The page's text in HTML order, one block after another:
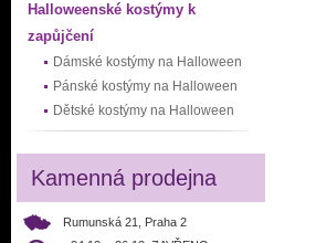
Halloweenské kostýmy k
zapůjčení
Dámské kostýmy na Halloween
Pánské kostýmy na Halloween
Dětské kostýmy na Halloween
Kamenná prodejna
Rumunská 21, Praha 2